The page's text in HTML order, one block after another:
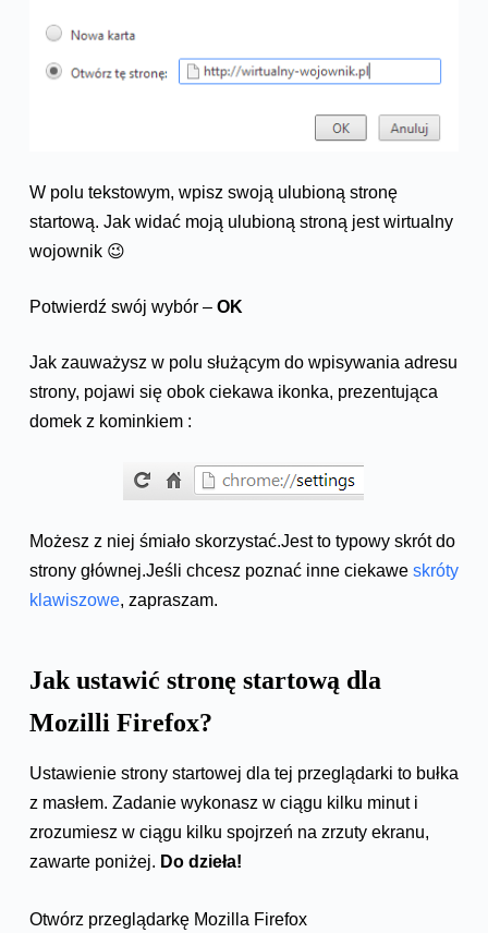
W polu tekstowym, wpisz swoją ulubioną stronę
startową. Jak widać moją ulubioną stroną jest wirtualny
wojownik 😉
Potwierdź swój wybór – OK
Jak zauważysz w polu służącym do wpisywania adresu
strony, pojawi się obok ciekawa ikonka, prezentująca
domek z kominkiem :
Możesz z niej śmiało skorzystać.Jest to typowy skrót do
strony głównej.Jeśli chcesz poznać inne ciekawe skróty
klawiszowe, zapraszam.
Jak ustawić stronę startową dla
Mozilli Firefox?
Ustawienie strony startowej dla tej przeglądarki to bułka
z masłem. Zadanie wykonasz w ciągu kilku minut i
zrozumiesz w ciągu kilku spojrzeń na zrzuty ekranu,
zawarte poniżej. Do dzieła!
Otwórz przeglądarkę Mozilla Firefox